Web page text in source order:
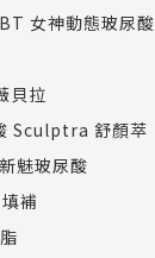
女神動態玻尿酸
貝拉
Sculptra 舒顏萃
魅玻尿酸
補